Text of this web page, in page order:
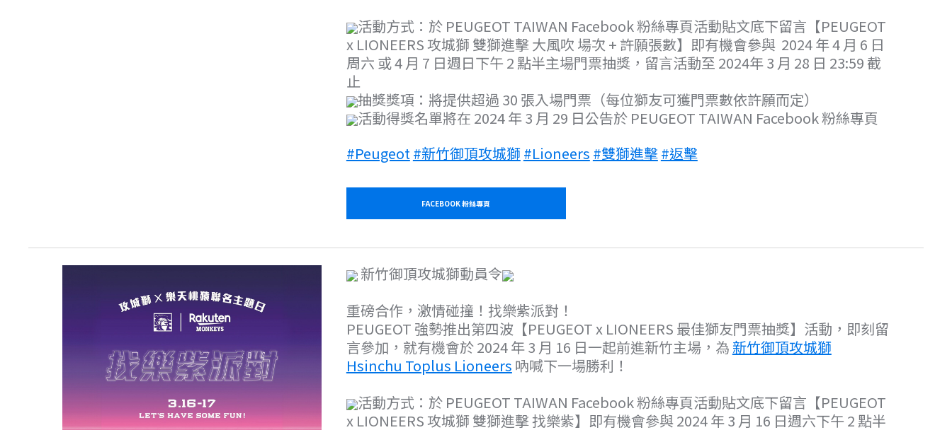
活動方式：於 PEUGEOT TAIWAN Facebook 粉絲專頁活動貼文底下留言【PEUGEOT
x LIONEERS 攻城獅 雙獅進擊 大風吹 場次 + 許願張數】即有機會參與 2024 年 4 月 6 日
周六 或 4 月 7 日週日下午 2 點半主場門票抽獎，留言活動至 2024年 3 月 28 日 23:59 截
止
抽獎獎項：將提供超過 30 張入場門票（每位獅友可獲門票數依許願而定）
活動得獎名單將在 2024 年 3 月 29 日公告於 PEUGEOT TAIWAN Facebook 粉絲專頁
#Peugeot#新竹御頂攻城獅#Lioneers #雙獅進擊#返擊
FACEBOOK 粉絲專頁
新竹御頂攻城獅動員令
重磅合作，激情碰撞！找樂紫派對！
PEUGEOT 強勢推出第四波【PEUGEOT x LIONEERS 最佳獅友門票抽獎】活動，即刻留
言參加，就有機會於 2024 年 3 月 16 日一起前進新竹主場，為 新竹御頂攻城獅
Hsinchu Toplus Lioneers 吶喊下一場勝利！
活動方式：於 PEUGEOT TAIWAN Facebook 粉絲專頁活動貼文底下留言【PEUGEOT
x LIONEERS 攻城獅 雙獅進擊 找樂紫】即有機會參與 2024 年 3 月 16 日週六下午 2 點半